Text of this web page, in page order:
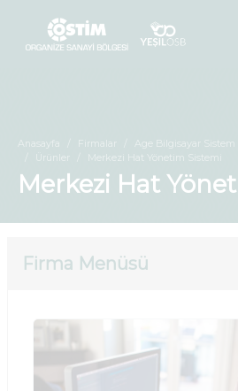
Anasayfa Firmalar
Age Bilgisayar Sistem
Ürünler
Merkezi Hat Yönetim Sistemi
Merkezi Hat
Firma Menüsü